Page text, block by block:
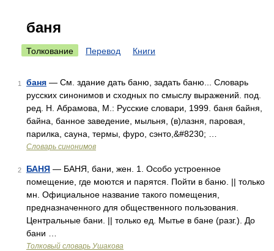
баня
Толкование Перевод Книги
1 баня — См. здание дать баню, задать баню... Словарь
русских синонимов и сходных по смыслу выражений. под.
ред. Н. Абрамова, М.: Русские словари, 1999. баня байня,
байна, банное заведение, мыльня, (в)лазня, паровая,
парилка, сауна, термы, фуро, сэнто,&#8230; …
Словарь синонимов
2 БАНЯ — БАНЯ, бани, жен. 1. Особо устроенное
помещение, где моются и парятся. Пойти в баню. || только
мн. Официальное название такого помещения,
предназначенного для общественного пользования.
Центральные бани. || только ед. Мытье в бане (разг.). До
бани …
Толковый словарь Ушакова